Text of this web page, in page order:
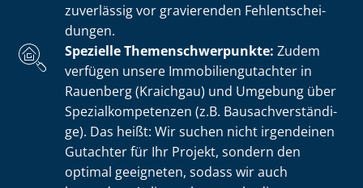
zuverlässig vor gravierenden Fehl­ent­schei­
dun­gen.
Spezielle The­men­schwer­punk­te: Zudem
verfügen unsere Im­mo­bi­li­en­gut­ach­ter in
Rauenberg (Kraichgau) und Umgebung über
Spe­zi­al­kom­pe­ten­zen (z.B. Bau­sach­ver­stän­di­
ge). Das heißt: Wir suchen nicht irgendeinen
Gutachter für Ihr Projekt, sondern den
optimal geeigneten, sodass wir auch